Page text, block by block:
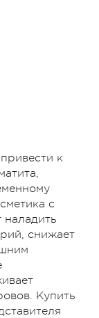
к
с
наладить
снижает
Купить